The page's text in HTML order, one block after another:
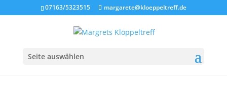
07163/5323515 margarete@kloeppeltreff.de
Seite auswählen